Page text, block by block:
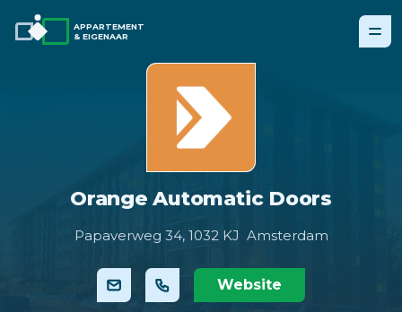
APPARTEMENT
& EIGENAAR
Orange Automatic Doors
Papaverweg 34, 1032 KJ Amsterdam
Website